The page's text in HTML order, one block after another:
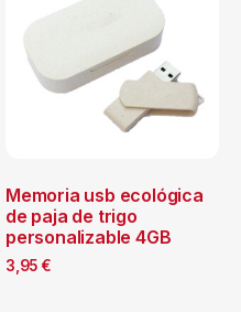
Memoria usb ecológica
de paja de trigo
personalizable 4GB
3,95 €